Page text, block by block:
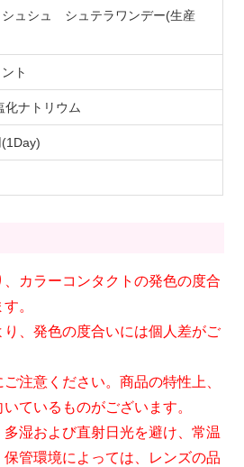
シュシュ シュテラワンデー(生産
ト
化ナトリウム
カラーコンタクトの発色の度合
。
、発色の度合いには個人差がご
注意ください。商品の特性上、
ているものがございます。
湿および直射日光を避け、常温
管環境によっては、レンズの品